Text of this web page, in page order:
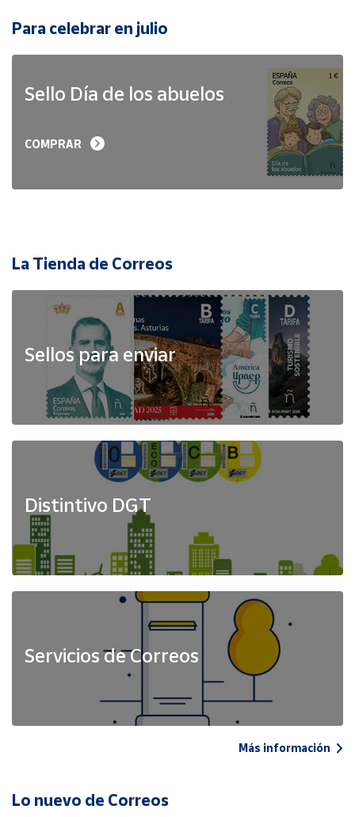
Para celebrar en julio
Sello Día de los abuelos
COMPRAR
La Tienda de Correos
Sellos para enviar
Distintivo DGT
Servicios de Correos
Más información
Lo nuevo de Correos